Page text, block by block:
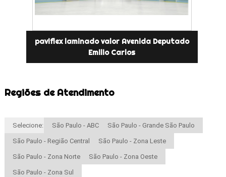
paviflex laminado valor Avenida Deputado
Emilio Carlos
Regiões de Atendimento
Selecione: São Paulo - ABC São Paulo - Grande São Paulo
São Paulo - Região Central São Paulo - Zona Leste
São Paulo - Zona Norte São Paulo - Zona Oeste
São Paulo - Zona Sul